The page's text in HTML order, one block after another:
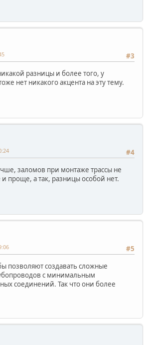
#3
разницы и более того, у
нет никакого акцента на эту тему.
#4
заломов при монтаже трассы не
и проще, а так, разницы особой нет.
#5
позволяют создавать сложные
с минимальным
соединений. Так что они более